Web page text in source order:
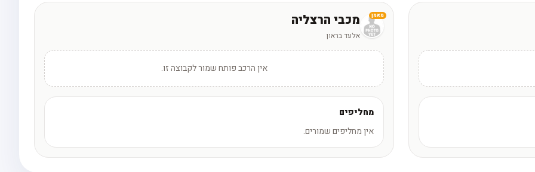
מאמן מכבי הרצליה
אלעד בראון
אין הרכב פותח שמור לקבוצה זו.
מחליפים
אין מחליפים שמורים.